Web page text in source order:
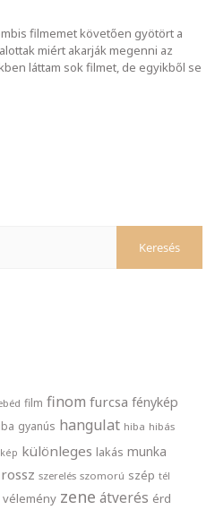
filmemet követően gyötört a
miért akarják megenni az
láttam sok filmet, de egyikből se
film finom furcsa fénykép
gyanús hangulat hiba hibás
kép különleges lakás munka
rossz szerelés szomorú szép tél
vélemény zene átverés érd